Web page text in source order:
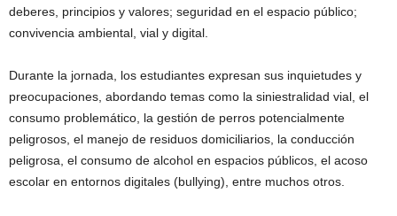
deberes, principios y valores; seguridad en el espacio público;
convivencia ambiental, vial y digital.
Durante la jornada, los estudiantes expresan sus inquietudes y
preocupaciones, abordando temas como la siniestralidad vial, el
consumo problemático, la gestión de perros potencialmente
peligrosos, el manejo de residuos domiciliarios, la conducción
peligrosa, el consumo de alcohol en espacios públicos, el acoso
escolar en entornos digitales (bullying), entre muchos otros.